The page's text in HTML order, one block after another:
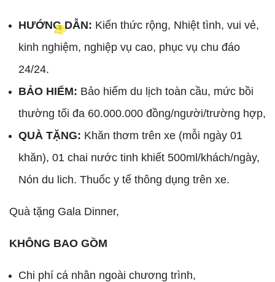
HƯỚNG DẪN: Kiến thức rộng, Nhiệt tình, vui vẻ,
kinh nghiệm, nghiệp vụ cao, phục vụ chu đáo
24/24.
BẢO HIỂM: Bảo hiểm du lịch toàn cầu, mức bồi
thường tối đa 60.000.000 đồng/người/trường hợp,
QUÀ TẶNG: Khăn thơm trên xe (mỗi ngày 01
khăn), 01 chai nước tinh khiết 500ml/khách/ngày,
Nón du lich. Thuốc y tế thông dụng trên xe.
Quà tặng Gala Dinner,
KHÔNG BAO GỒM
Chi phí cá nhân ngoài chương trình,